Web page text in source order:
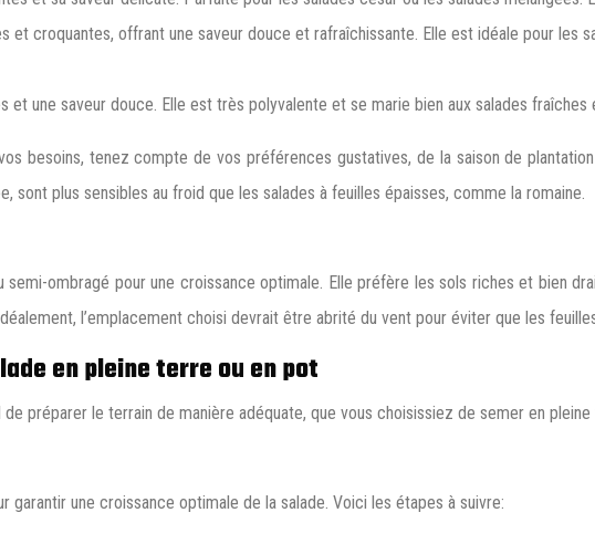
croquantes, offrant une saveur douce et rafraîchissante. Elle est idéale pour les
une saveur douce. Elle est très polyvalente et se marie bien aux salades fraîches
besoins, tenez compte de vos préférences gustatives, de la saison de
sont plus sensibles au froid que les salades à feuilles épaisses, comme la romaine.
semi-ombragé pour une croissance optimale. Elle préfère les sols riches et bien
l’emplacement choisi devrait être abrité du vent pour éviter que les
en pleine terre ou en pot
préparer le terrain de manière adéquate, que vous choisissiez de semer en
garantir une croissance optimale de la salade. Voici les étapes à suivre: